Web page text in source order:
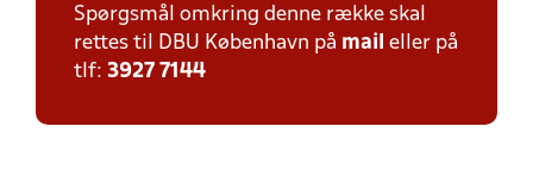
Spørgsmål omkring denne række skal
rettes til DBU København på mail eller på
tlf: 3927 7144